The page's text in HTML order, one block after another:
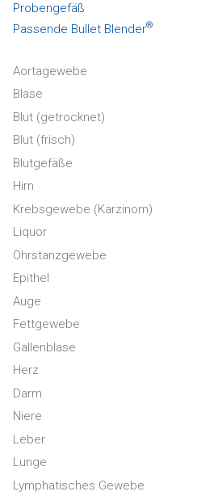
Probengefäß
Passende Bullet Blender®
Aortagewebe
Blase
Blut (getrocknet)
Blut (frisch)
Blutgefäße
Hirn
Krebsgewebe (Karzinom)
Liquor
Ohrstanzgewebe
Epithel
Auge
Fettgewebe
Gallenblase
Herz
Darm
Niere
Leber
Lunge
Lymphatisches Gewebe